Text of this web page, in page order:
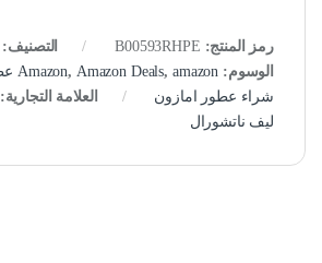
رمز المنتج: B00593RHPE التصنيف:
الوسوم:
Amazon, Amazon Deals, amazon عطور
شراء عطور امازون
العلامة التجارية:
ليف ناتشورال